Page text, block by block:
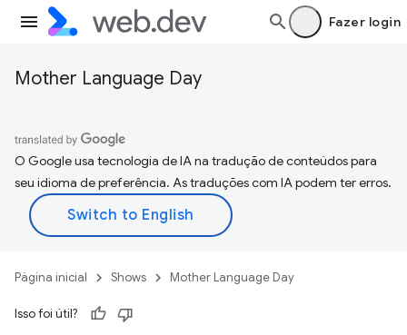
Fazer login
Mother Language Day
O Google usa tecnologia de IA na tradução de conteúdos para
seu idioma de preferência. As traduções com IA podem ter erros.
Página inicial Shows Mother Language Day
Isso foi útil?